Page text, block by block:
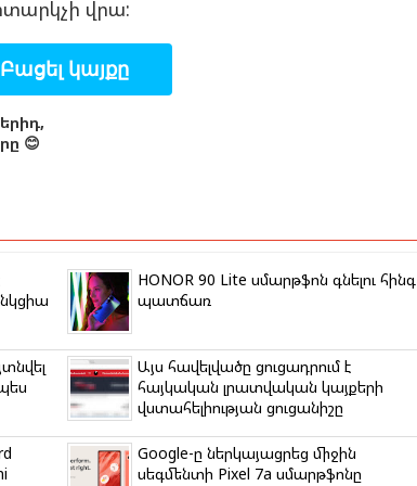
վրա:
Բացել կայքը
😊
HONOR 90 Lite սմարթֆոն գնելու հինգ
պատճառ
Այս հավելվածը ցուցադրում է
հայկական լրատվական կայքերի
վստահելիության ցուցանիշը
Google-ը ներկայացրեց միջին
սեգմենտի Pixel 7a սմարթֆոնը